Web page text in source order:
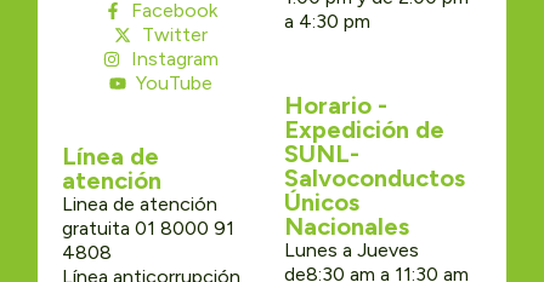
Facebook
Twitter
Instagram
YouTube
Línea de
atención
Linea de atención
gratuita 01 8000 91
4808
Línea anticorrupción
a 4:30 pm
Horario -
Expedición de
SUNL-
Salvoconductos
Únicos
Nacionales
Lunes a Jueves
de8:30 am a 11:30 am